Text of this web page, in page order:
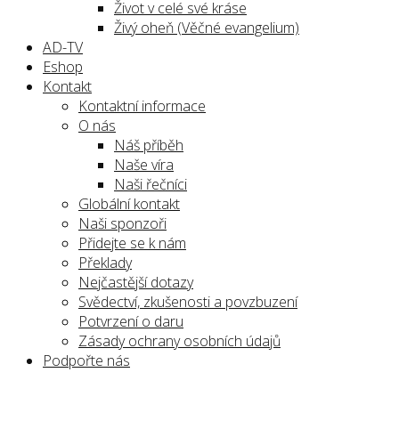
Život v celé své kráse
Živý oheň (Věčné evangelium)
AD-TV
Eshop
Kontakt
Kontaktní informace
O nás
Náš příběh
Naše víra
Naši řečníci
Globální kontakt
Naši sponzoři
Přidejte se k nám
Překlady
Nejčastější dotazy
Svědectví, zkušenosti a povzbuzení
Potvrzení o daru
Zásady ochrany osobních údajů
Podpořte nás